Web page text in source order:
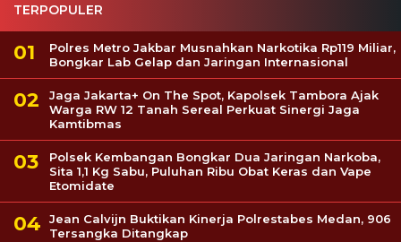
TERPOPULER
Polres Metro Jakbar Musnahkan Narkotika Rp119 Miliar,
Bongkar Lab Gelap dan Jaringan Internasional
Jaga Jakarta+ On The Spot, Kapolsek Tambora Ajak
Warga RW 12 Tanah Sereal Perkuat Sinergi Jaga
Kamtibmas
Polsek Kembangan Bongkar Dua Jaringan Narkoba,
Sita 1,1 Kg Sabu, Puluhan Ribu Obat Keras dan Vape
Etomidate
Jean Calvijn Buktikan Kinerja Polrestabes Medan, 906
Tersangka Ditangkap